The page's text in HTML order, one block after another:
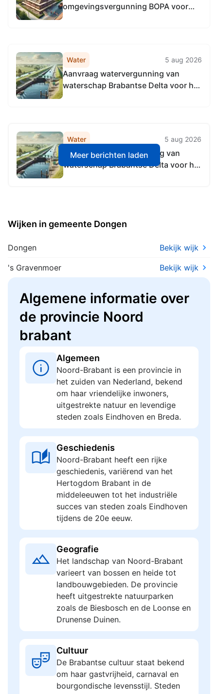
omgevingsvergunning BOPA voor
Water 5 aug 2026
Aanvraag watervergunning van
waterschap Brabantse Delta voor het
Waspikseweg 10b te 's-Gravenmoer.
Water 5 aug 2026
Aanvraag watervergunning van
waterschap Brabantse Delta voor het
Meer berichten laden
Wijken in gemeente Dongen
Dongen Bekijk wijk
's Gravenmoer Bekijk wijk
Algemene informatie over
de provincie Noord
brabant
Algemeen
Noord-Brabant is een provincie in
het zuiden van Nederland, bekend
om haar vriendelijke inwoners,
uitgestrekte natuur en levendige
steden zoals Eindhoven en Breda.
Geschiedenis
Noord-Brabant heeft een rijke
geschiedenis, variërend van het
Hertogdom Brabant in de
middeleeuwen tot het industriële
succes van steden zoals Eindhoven
tijdens de 20e eeuw.
Geografie
Het landschap van Noord-Brabant
varieert van bossen en heide tot
landbouwgebieden. De provincie
heeft uitgestrekte natuurparken
zoals de Biesbosch en de Loonse en
Drunense Duinen.
Cultuur
De Brabantse cultuur staat bekend
om haar gastvrijheid, carnaval en
bourgondische levensstijl. Steden